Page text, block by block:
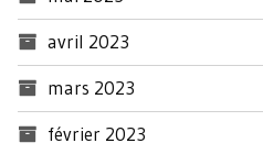
avril 2023
mars 2023
février 2023